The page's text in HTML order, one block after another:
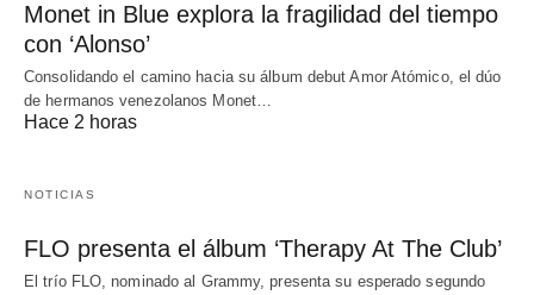
Monet in Blue explora la fragilidad del tiempo
con ‘Alonso’
Consolidando el camino hacia su álbum debut Amor Atómico, el dúo
de hermanos venezolanos Monet…
Hace 2 horas
NOTICIAS
FLO presenta el álbum ‘Therapy At The Club’
El trío FLO, nominado al Grammy, presenta su esperado segundo